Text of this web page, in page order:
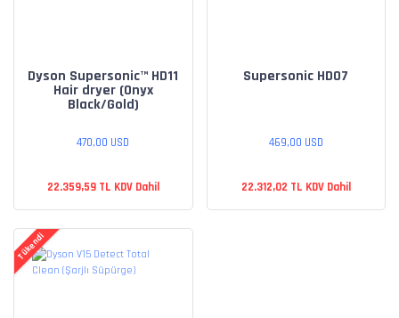
Dyson Supersonic™ HD11
Hair dryer (Onyx
Black/Gold)
470,00 USD
22.359,59 TL KDV Dahil
Supersonic HD07
469,00 USD
22.312,02 TL KDV Dahil
Tükendi